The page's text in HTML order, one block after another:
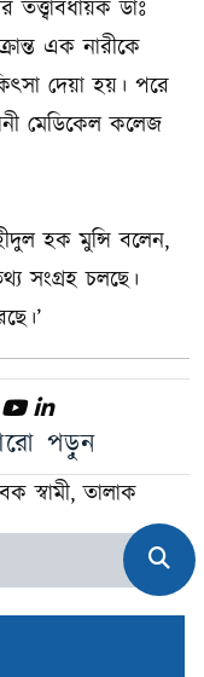
ডাঃ
এক নারীকে
দেয়া হয়। পরে
মেডিকেল কলেজ
হক মুন্সি বলেন,
সংগ্রহ চলছে।
পড়ুন
স্বামী, তালাক